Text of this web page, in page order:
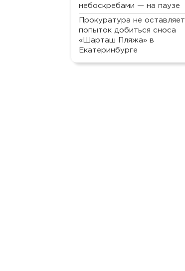
небоскребами — на паузе
Прокуратура не оставляет
попыток добиться сноса
«Шарташ Пляжа» в
Екатеринбурге